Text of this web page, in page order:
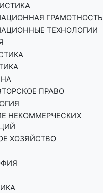
ГРАМОТНОСТЬ
ТЕХНОЛОГИИ
ПРАВО
НЕКОММЕРЧЕСКИХ
ХОЗЯЙСТВО